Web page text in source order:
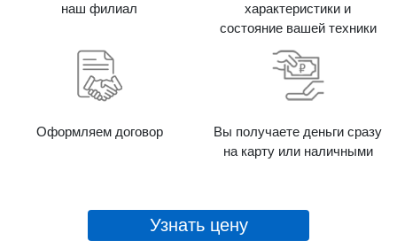
наш филиал
характеристики и
состояние вашей техники
Оформляем договор
Вы получаете деньги сразу
на карту или наличными
Узнать цену